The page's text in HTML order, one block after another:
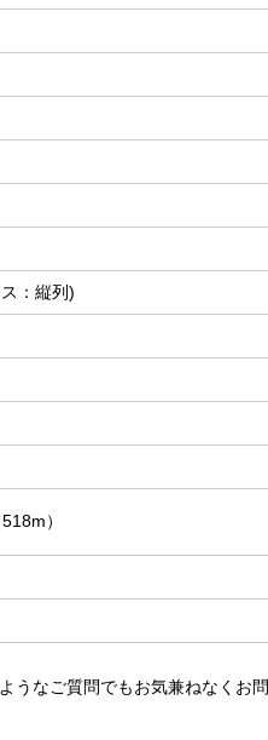
：縦列)
）
うなご質問でもお気兼ねなくお